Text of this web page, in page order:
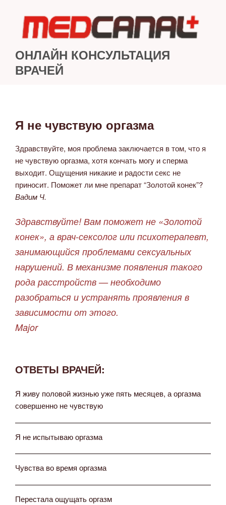
содержимому
ОНЛАЙН КОНСУЛЬТАЦИЯ
ВРАЧЕЙ
ОПУБЛИКОВАНО
Я не чувствую оргазма
Здравствуйте, моя проблема заключается в том, что я
не чувствую оргазма, хотя кончать могу и сперма
выходит. Ощущения никакие и радости секс не
приносит. Поможет ли мне препарат “Золотой конек”?
Вадим Ч.
Здравствуйте! Вам поможет не «Золотой
конек», а врач-сексолог или психотерапевт,
занимающийся проблемами сексуальных
нарушений. В механизме появления такого
рода расстройств — необходимо
разобраться и устранять проявления в
зависимости от этого.
Major
ОТВЕТЫ ВРАЧЕЙ:
Я живу половой жизнью уже пять месяцев, а оргазма
совершенно не чувствую
Я не испытываю оргазма
Чувства во время оргазма
Перестала ощущать оргазм